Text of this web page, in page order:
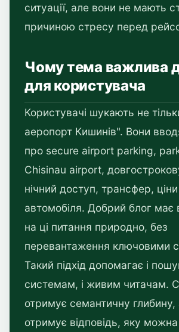
ситуації, але вони не мають
причиною стресу перед
Чому тема важлива
для користувача
Користувачі шукають не
аеропорт Кишинів". Вони
про secure airport parking,
Chisinau airport,
нічний доступ, трансфер, ціни
автомобіля. Добрий блог має
на ці питання природно, без
перевантаження ключовими
Такий підхід допомагає і
системам, і живим читачам.
отримує семантичну
отримує відповідь, яку можна